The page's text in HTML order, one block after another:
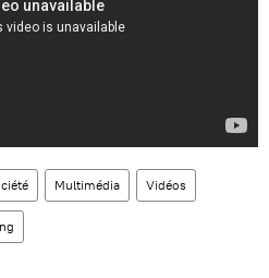
Multimédia Vidéos